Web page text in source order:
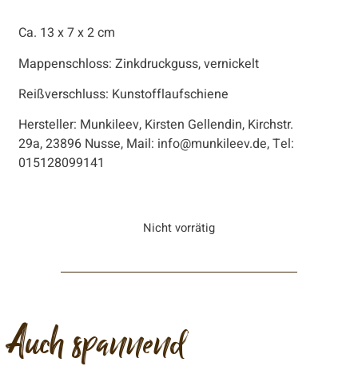
Ca. 13 x 7 x 2 cm
Mappenschloss: Zinkdruckguss, vernickelt
Reißverschluss: Kunstofflaufschiene
Hersteller: Munkileev, Kirsten Gellendin, Kirchstr.
29a, 23896 Nusse, Mail: info@munkileev.de, Tel:
015128099141
Nicht vorrätig
Auch spannend